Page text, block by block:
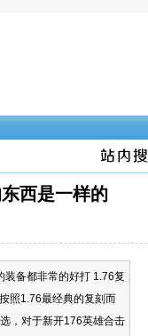
西是一样的
装备都非常的好打 1.76复
照1.76最经典的复刻而
，对于新开176英雄合击